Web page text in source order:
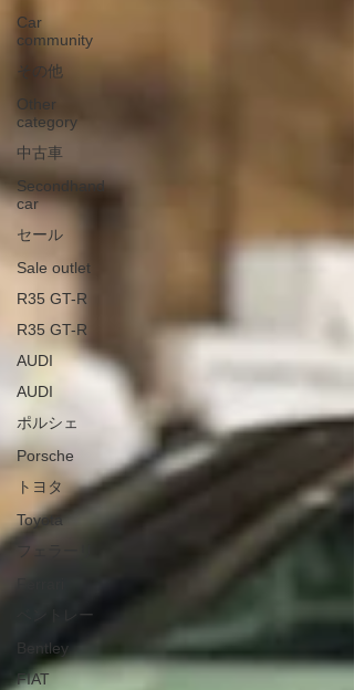
Car
community
その他
Other
category
中古車
Secondhand
car
セール
Sale outlet
R35 GT-R
R35 GT-R
AUDI
AUDI
ポルシェ
Porsche
トヨタ
Toyota
フェラーリ
ベントレー
Bentley
FIAT